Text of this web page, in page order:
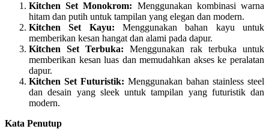
Kitchen Set Monokrom: Menggunakan kombinasi warna
hitam dan putih untuk tampilan yang elegan dan modern.
Kitchen Set Kayu: Menggunakan bahan kayu untuk
memberikan kesan hangat dan alami pada dapur.
Kitchen Set Terbuka: Menggunakan rak terbuka untuk
memberikan kesan luas dan memudahkan akses ke peralatan
dapur.
Kitchen Set Futuristik: Menggunakan bahan stainless steel
dan desain yang sleek untuk tampilan yang futuristik dan
modern.
Kata Penutup